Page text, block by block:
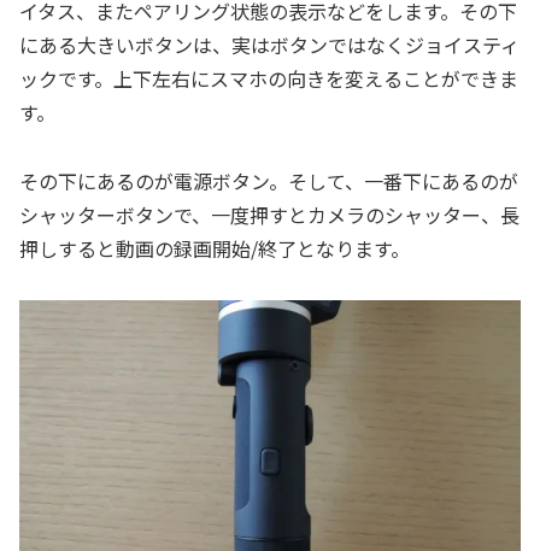
イタス、またペアリング状態の表示などをします。その下
にある大きいボタンは、実はボタンではなくジョイスティ
ックです。上下左右にスマホの向きを変えることができま
す。
その下にあるのが電源ボタン。そして、一番下にあるのが
シャッターボタンで、一度押すとカメラのシャッター、長
押しすると動画の録画開始/終了となります。